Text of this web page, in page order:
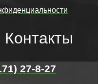
Контакты
27-8-27